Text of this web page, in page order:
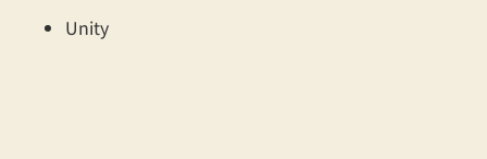
Unity